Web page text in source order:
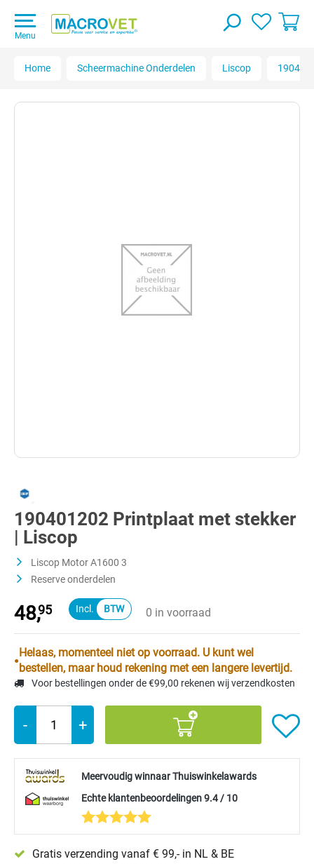
Menu
Home Scheermachine Onderdelen Liscop
190401202 Printplaat met stekker
| Liscop
Liscop Motor A1600 3
Reserve onderdelen
48,95 0 in voorraad
Helaas, momenteel niet op voorraad. U kunt wel
bestellen, maar houd rekening met een langere levertijd.
Voor bestellingen onder de €99,00 rekenen wij verzendkosten
- +
Meervoudig winnaar Thuiswinkelawards
Echte klantenbeoordelingen 9.4 / 10
Gratis verzending vanaf € 99,- in NL & BE